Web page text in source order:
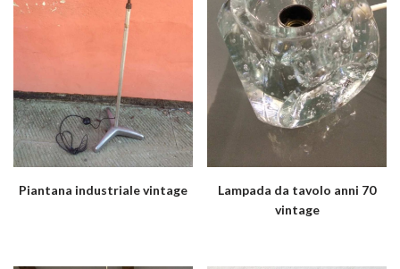
Piantana industriale vintage
Lampada da tavolo anni 70
vintage